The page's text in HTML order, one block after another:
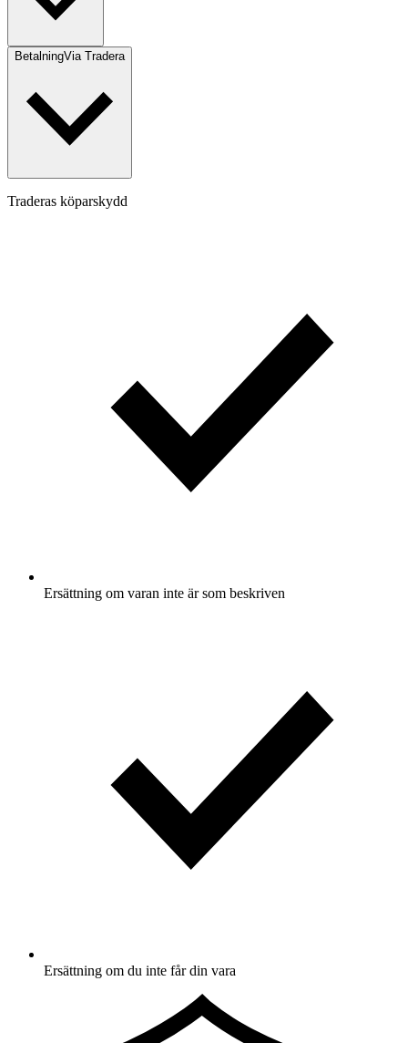
BetalningVia Tradera
Traderas köparskydd
Ersättning om varan inte är som beskriven
Ersättning om du inte får din vara